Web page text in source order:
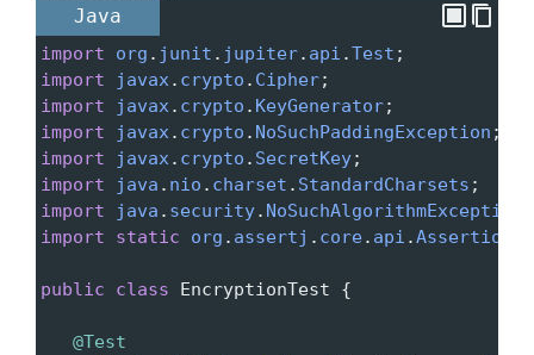
Java
import org . junit . jupiter. api .Test ;
import
javax. crypto . Cipher;
import
javax. crypto . KeyGenerator;
import
javax. crypto . NoSuchPaddingException ;
import
javax. crypto . SecretKey;
import
java . nio . charset . StandardCharsets ;
import
java . security. NoSuchAlgorithmException
import
static org . assertj . core. api .Assertions
public class EncryptionTest {
@Test